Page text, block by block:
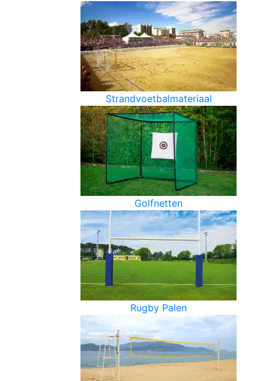
Strandvoetbalmateriaal
Golfnetten
Rugby Palen